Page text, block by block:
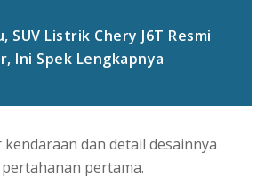
SUV Listrik Chery J6T Resmi
Ini Spek Lengkapnya
dan detail desainnya
pertama.